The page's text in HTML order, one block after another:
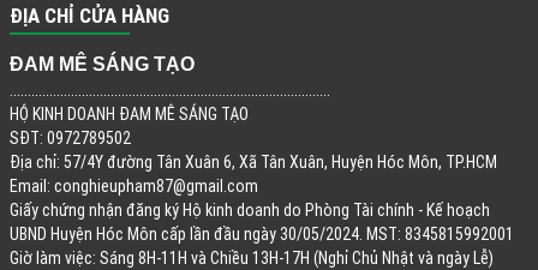
ĐỊA CHỈ CỬA HÀNG
ĐAM MÊ SÁNG TẠO
HỘ KINH DOANH ĐAM MÊ SÁNG TẠO
SĐT: 0972789502
Địa chỉ: 57/4Y đường Tân Xuân 6, Xã Tân Xuân, Huyện Hóc Môn, TP.HCM
Email: conghieupham87@gmail.com
Giấy chứng nhận đăng ký Hộ kinh doanh do Phòng Tài chính - Kế hoạch
UBND Huyện Hóc Môn cấp lần đầu ngày 30/05/2024. MST: 8345815992001
Giờ làm việc: Sáng 8H-11H và Chiều 13H-17H (Nghỉ Chủ Nhật và ngày Lễ)